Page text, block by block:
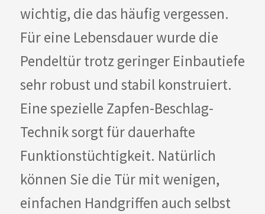
wichtig, die das häufig vergessen.
Für eine Lebensdauer wurde die
Pendeltür trotz geringer Einbautiefe
sehr robust und stabil konstruiert.
Eine spezielle Zapfen-Beschlag-
Technik sorgt für dauerhafte
Funktionstüchtigkeit. Natürlich
können Sie die Tür mit wenigen,
einfachen Handgriffen auch selbst